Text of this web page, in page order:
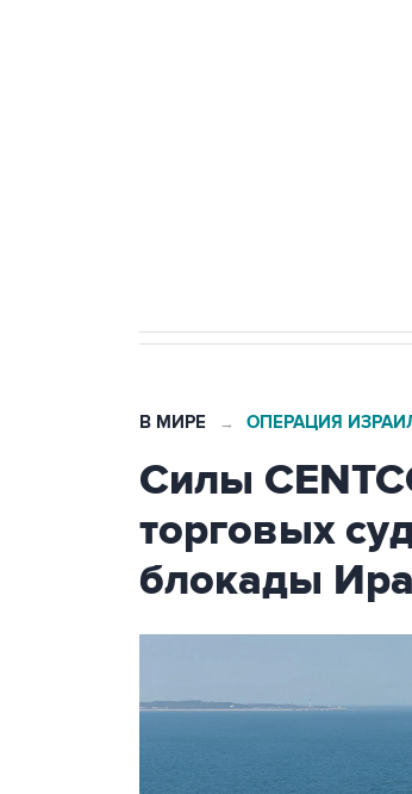
В МИРЕ → ОПЕРАЦИЯ
Силы
торговых
блокады